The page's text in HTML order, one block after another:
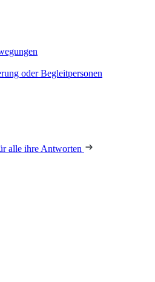
oder Begleitpersonen
alle ihre Antworten